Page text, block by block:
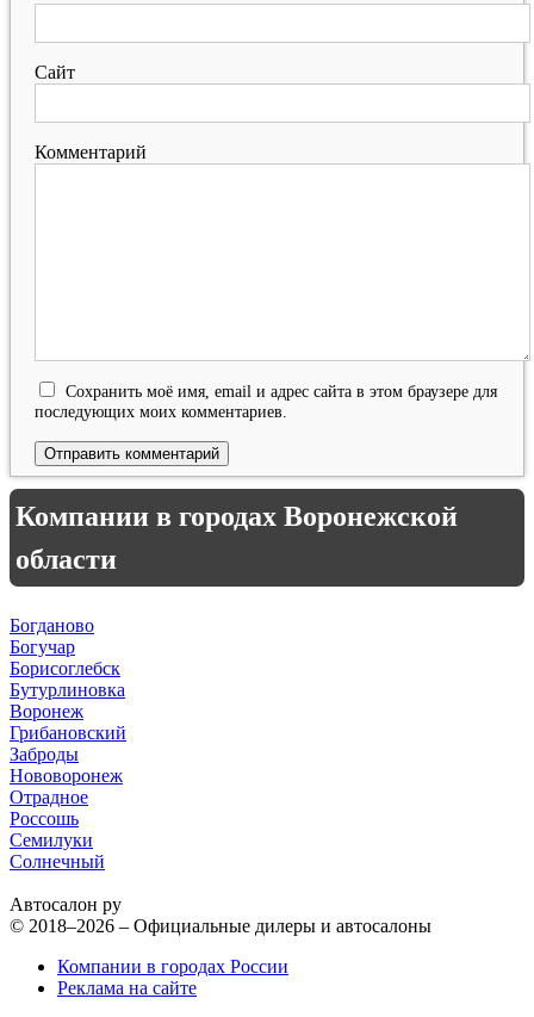
Сайт
Комментарий
Сохранить моё имя, email и адрес сайта в этом браузере для
последующих моих комментариев.
Компании в городах Воронежской
области
Богданово
Богучар
Борисоглебск
Бутурлиновка
Воронеж
Грибановский
Заброды
Нововоронеж
Отрадное
Россошь
Семилуки
Солнечный
Автосалон ру
© 2018–2026 – Официальные дилеры и автосалоны
Компании в городах России
Реклама на сайте